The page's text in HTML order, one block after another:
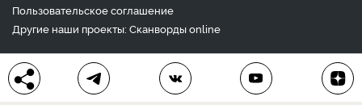
Пользовательское соглашение
Другие наши проекты: Сканвордыonline
Любое использование материала допускается только с
письменного согласия редакции